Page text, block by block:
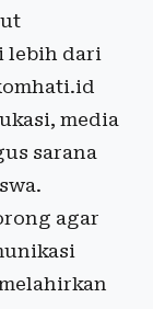
lebih dari
media
sarana
agar